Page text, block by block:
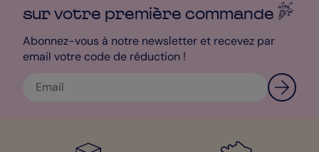
sur votre première commande
Abonnez-vous à notre newsletter et recevez par
email votre code de réduction !